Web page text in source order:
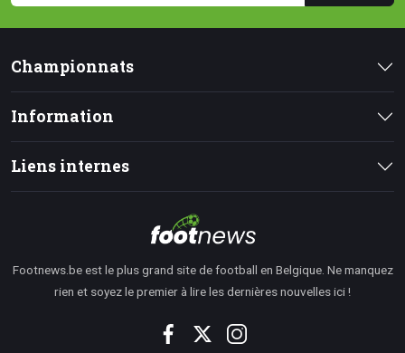
Championnats
Information
Liens internes
Footnews.be est le plus grand site de football en Belgique. Ne manquez
rien et soyez le premier à lire les dernières nouvelles ici !